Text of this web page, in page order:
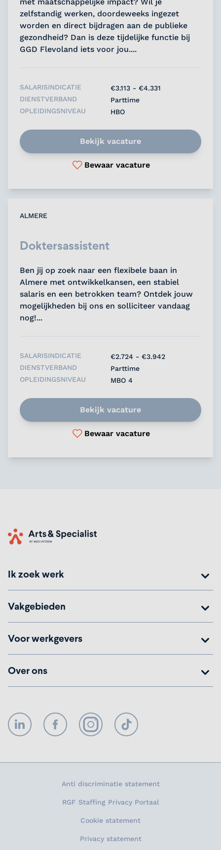
zelfstandig werken, doordeweeks ingezet
worden en direct bijdragen aan de publieke
gezondheid? Dan is deze tijdelijke functie bij
GGD Flevoland iets voor jou....
SALARISINDICATIE
€3.113 - €4.331
DIENSTVERBAND
Parttime
OPLEIDINGSNIVEAU
HBO
Bekijk vacature
Bewaar vacature
ALMERE
Doktersassistent
Ben jij op zoek naar een flexibele baan in
Almere met ontwikkelkansen, een stabiel
salaris en een betrokken team? Ontdek jouw
mogelijkheden bij ons en solliciteer vandaag
nog!...
SALARISINDICATIE
€2.724 - €3.942
DIENSTVERBAND
Parttime
OPLEIDINGSNIVEAU
MBO 4
Bekijk vacature
Bewaar vacature
Home
Ik zoek werk
Vakgebieden
Voor werkgevers
Over ons
LinkedIn FacebookInstagramTikTok
Anti discriminatie statement
RGF Staffing Privacy Portaal
Cookie statement
Privacy statement